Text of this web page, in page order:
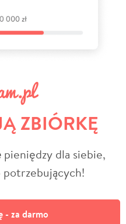
ZBIÓRKĘ
pieniędzy dla siebie,
- za darmo